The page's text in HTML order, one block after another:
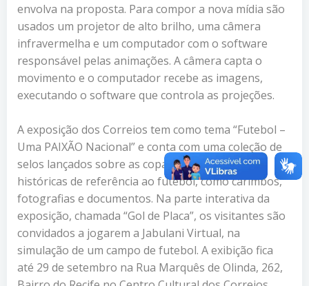
envolva na proposta. Para compor a nova mídia são
usados um projetor de alto brilho, uma câmera
infravermelha e um computador com o software
responsável pelas animações. A câmera capta o
movimento e o computador recebe as imagens,
executando o software que controla as projeções.
A exposição dos Correios tem como tema “Futebol –
Uma PAIXÃO Nacional” e conta com uma coleção de
selos lançados sobre as copas e também peças
históricas de referência ao futebol, como carimbos,
fotografias e documentos. Na parte interativa da
exposição, chamada “Gol de Placa”, os visitantes são
convidados a jogarem a Jabulani Virtual, na
simulação de um campo de futebol. A exibição fica
até 29 de setembro na Rua Marquês de Olinda, 262,